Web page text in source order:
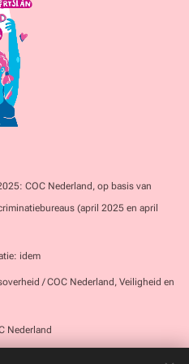
COC Nederland, op basis van
(april 2025 en april
idem
/ COC Nederland, Veiligheid en
Nederland